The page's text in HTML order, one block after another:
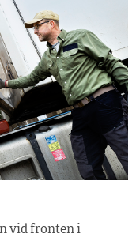
vid fronten i